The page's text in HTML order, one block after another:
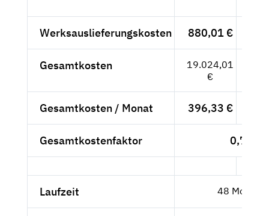
Werksauslieferungskosten 880,01 €
Gesamtkosten
19.024,01
€
Gesamtkosten / Monat 396,33 €
Gesamtkostenfaktor 0,76
Laufzeit 48 Monate